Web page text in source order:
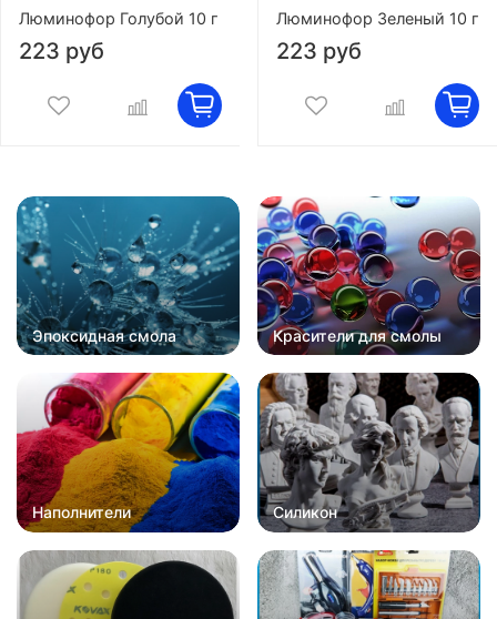
Люминофор Голубой 10 г
223 руб
Люминофор Зеленый 10 г
223 руб
Эпоксидная смола Красители для смолы
Наполнители Силикон